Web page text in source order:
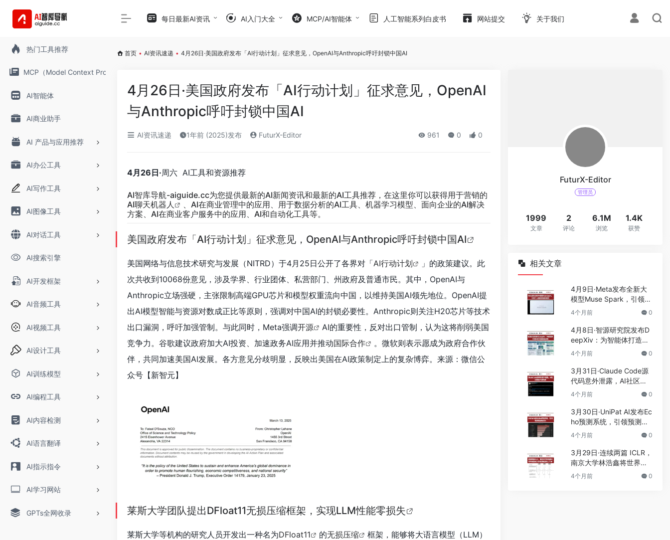
热门工具推荐
MCP（Model Context Protocol）
AI智能体
AI商业助手
AI 产品与应用推荐
AI办公工具
AI写作工具
AI图像工具
AI对话工具
AI搜索引擎
AI开发框架
AI音频工具
AI视频工具
AI设计工具
AI训练模型
AI编程工具
AI内容检测
AI语言翻译
AI指示指令
AI学习网站
GPTs全网收录
每日最新AI资讯 AI入门大全 MCP/AI智能体 人工智能系列白皮书 网站提交 关于我们
首页 • AI资讯速递 • 4月26日·美国政府发布「AI行动计划」征求意见，OpenAI与Anthropic呼吁封锁中国AI
4月26日·美国政府发布「AI行动计划」征求意见，OpenAI
与Anthropic呼吁封锁中国AI
AI资讯速递 1年前 (2025)发布 FuturX-Editor 961 0 0
4月26日·周六 AI工具和资源推荐
AI智库导航-aiguide.cc为您提供最新的AI新闻资讯和最新的AI工具推荐，在这里你可以获得用于营销的
AI聊天机器人
、AI在商业管理中的应用、用于数据分析的AI工具、机器学习模型、面向企业的AI解决
方案、AI在商业客户服务中的应用、AI和自动化工具等。
美国政府发布「AI行动计划」征求意见，OpenAI与Anthropic呼吁封锁中国AI
美国网络与信息技术研究与发展（NITRD）于4月25日公开了各界对「AI行动计划
」的政策建议。此
次共收到10068份意见，涉及学界、行业团体、私营部门、州政府及普通市民。其中，OpenAI与
Anthropic立场强硬，主张限制高端GPU芯片和模型权重流向中国，以维持美国AI领先地位。OpenAI提
出AI模型智能与资源对数成正比等原则，强调对中国AI的封锁必要性。Anthropic则关注H20芯片等技术
出口漏洞，呼吁加强管制。与此同时，Meta强调开源
AI的重要性，反对出口管制，认为这将削弱美国
竞争力。谷歌建议政府加大AI投资、加速政务AI应用并推动国际合作
。微软则表示愿成为政府合作伙
伴，共同加速美国AI发展。各方意见分歧明显，反映出美国在AI政策制定上的复杂博弈。来源：微信公
众号【新智元】
莱斯大学团队提出DFloat11无损压缩框架，实现LLM性能零损失
莱斯大学等机构的研究人员开发出一种名为DFloat11 的无损压缩
框架，能够将大语言模型（LLM）
FuturX-Editor
管理员
1999
文章
2
评论
6.1M
浏览
1.4K
获赞
相关文章
4月9日·Meta发布全新大
模型Muse Spark，引领个
人超级智能新潮流
4个月前 0
4月8日·智源研究院发布D
eepXiv：为智能体打造科
技文献基础设施
4个月前 0
3月31日·Claude Code源
代码意外泄露，AI社区掀
起开源热潮
4个月前 0
3月30日·UniPat AI发布Ec
ho预测系统，引领预测智
能新纪元
4个月前 0
3月29日·连续两篇 ICLR，
南京大学林浩鑫将世界模
型动力学推演推进到上千
4个月前 0